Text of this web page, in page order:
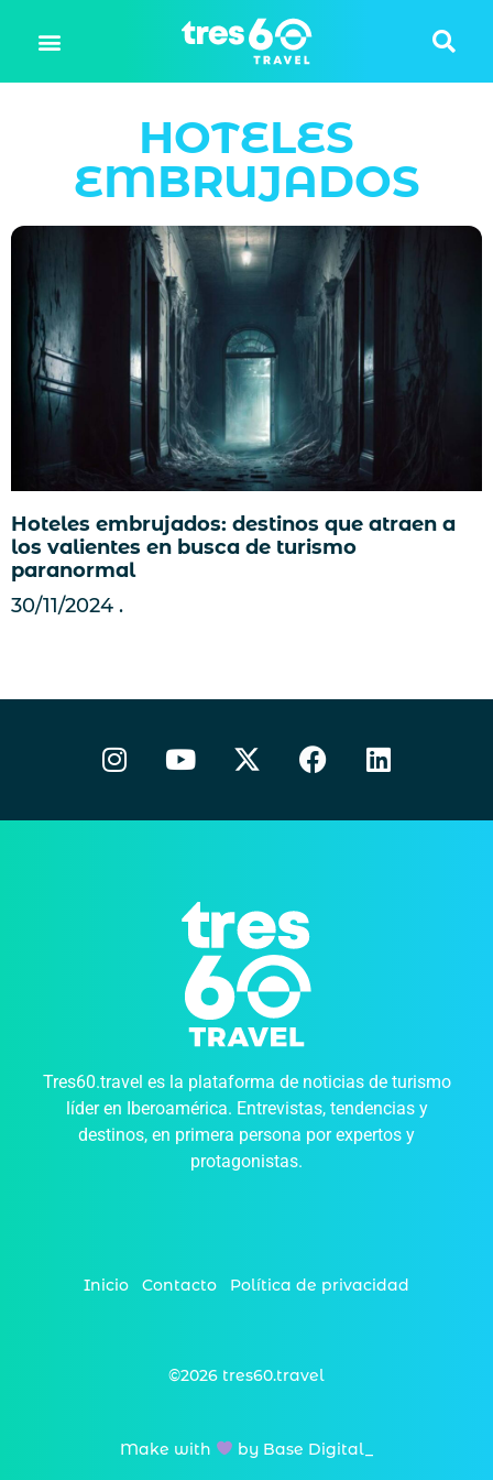
HOTELES
EMBRUJADOS
Hoteles embrujados: destinos que atraen a
los valientes en busca de turismo
paranormal
30/11/2024
Tres60.travel es la plataforma de noticias de turismo
líder en Iberoamérica. Entrevistas, tendencias y
destinos, en primera persona por expertos y
protagonistas.
Inicio Contacto Política de privacidad
©2026 tres60.travel
Make with by Base Digital_